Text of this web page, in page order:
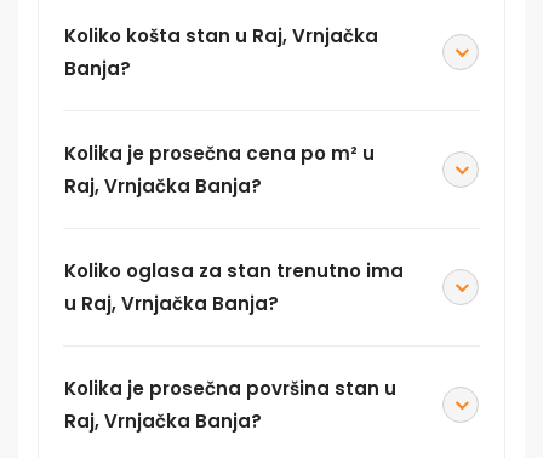
Koliko košta stan u Raj, Vrnjačka
Banja?
Kolika je prosečna cena po m² u
Raj, Vrnjačka Banja?
Koliko oglasa za stan trenutno ima
u Raj, Vrnjačka Banja?
Kolika je prosečna površina stan u
Raj, Vrnjačka Banja?